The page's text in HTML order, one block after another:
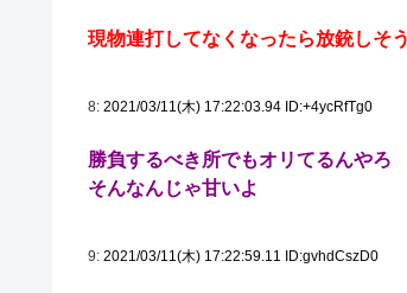
現物連打してなくなったら放銃しそう
8: 2021/03/11(木) 17:22:03.94 ID:+4ycRfTg0
勝負するべき所でもオリてるんやろ
そんなんじゃ甘いよ
9: 2021/03/11(木) 17:22:59.11 ID:gvhdCszD0